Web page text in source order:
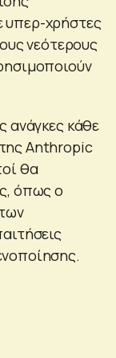
υπερ-χρήστες
νεότερους
ανάγκες κάθε
Anthropic
θα
όπως ο